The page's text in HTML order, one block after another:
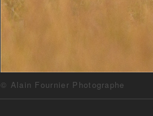
© Alain Fournier Photographe